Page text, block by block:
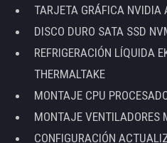
TARJETA GRÁFICA NVIDIA
DISCO DURO SATA SSD
REFRIGERACIÓN LÍQUIDA
THERMALTAKE
MONTAJE CPU
MONTAJE VENTILADORES
CONFIGURACIÓN